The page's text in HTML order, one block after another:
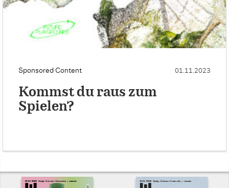
Sponsored Content 01.11.2023
Kommst du raus zum
Spielen?